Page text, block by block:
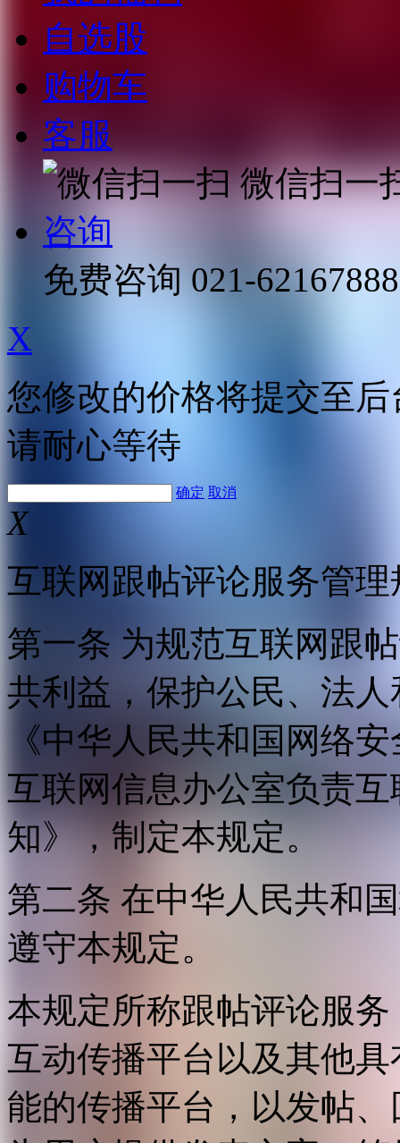
自选股
购物车
客服
微信扫一
咨询
免费咨询 021-62167888
X
您修改的价格将提交至
请耐心等待
确定 取消
X
互联网跟帖评论服务管理
第一条 为规范互联网跟
共利益，保护公民、法
《中华人民共和国网络
互联网信息办公室负责
知》，制定本规定。
第二条 在中华人民共和
遵守本规定。
本规定所称跟帖评论服
互动传播平台以及其他
能的传播平台，以发帖